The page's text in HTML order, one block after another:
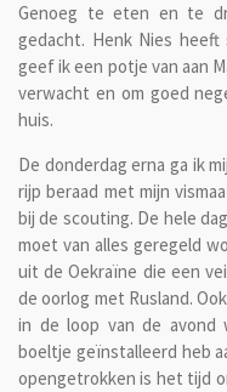
Genoeg te eten en te
gedacht. Henk Nies heeft
geef ik een potje van aan
verwacht en om goed
huis.
De donderdag erna ga ik
rijp beraad met mijn
bij de scouting. De hele
moet van alles geregeld
uit de Oekraïne die een
de oorlog met Rusland.
in de loop van de avond
boeltje geïnstalleerd heb
opengetrokken is het tijd